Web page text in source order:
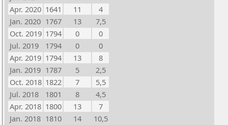
Apr. 2020 1641 11
4
Jan. 2020 1767 13
7,5
Oct. 2019 1794 0
0
Jul. 2019
1794 0
0
Apr. 2019 1794 13
8
Jan. 2019 1787 5
2,5
Oct. 2018 1822 7
5,5
Jul. 2018
1801 8
4,5
Apr. 2018 1800 13
7
Jan. 2018 1810 14
10,5